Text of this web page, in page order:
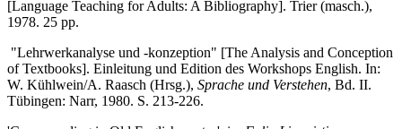
[Language Teaching for Adults: A Bibliography]. Trier (masch.),
1978. 25 pp.
"Lehrwerkanalyse und -konzeption" [The Analysis and Conception
of Textbooks]. Einleitung und Edition des Workshops English. In:
W. Kühlwein/A. Raasch (Hrsg.), Sprache und Verstehen, Bd. II.
Tübingen: Narr, 1980. S. 213-226.